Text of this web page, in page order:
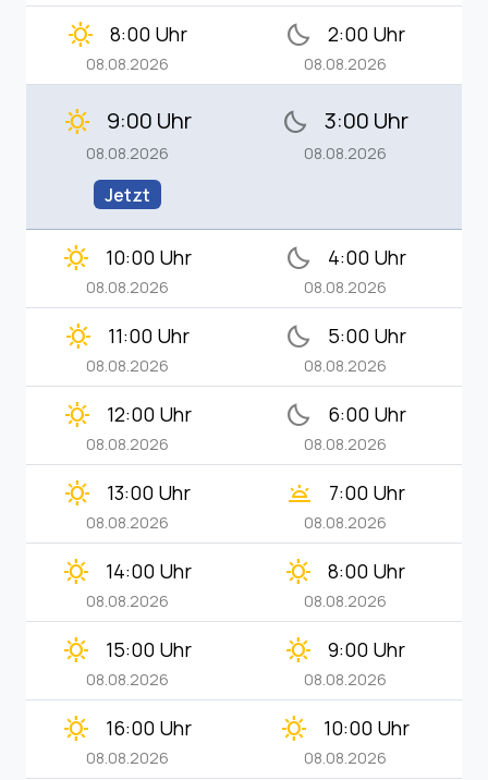
clear_day 8:00 Uhr
08.08.2026
bedtime 2:00 Uhr
08.08.2026
clear_day 9:00 Uhr
08.08.2026
Jetzt
bedtime 3:00 Uhr
08.08.2026
clear_day 10:00 Uhr
08.08.2026
bedtime 4:00 Uhr
08.08.2026
clear_day 11:00 Uhr
08.08.2026
bedtime 5:00 Uhr
08.08.2026
clear_day 12:00 Uhr
08.08.2026
bedtime 6:00 Uhr
08.08.2026
clear_day 13:00 Uhr
08.08.2026
wb_twilight 7:00 Uhr
08.08.2026
clear_day 14:00 Uhr
08.08.2026
clear_day 8:00 Uhr
08.08.2026
clear_day 15:00 Uhr
08.08.2026
clear_day 9:00 Uhr
08.08.2026
clear_day 16:00 Uhr
08.08.2026
clear_day 10:00 Uhr
08.08.2026